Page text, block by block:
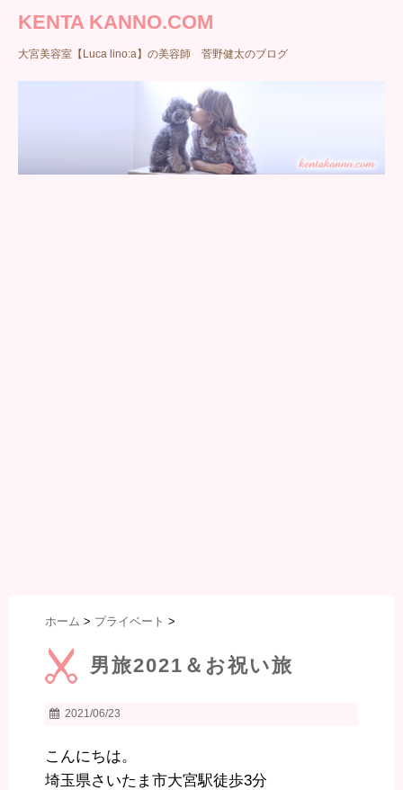
KENTA KANNO.COM
大宮美容室【Luca lino:a】の美容師 菅野健太のブログ
ホーム > プライベート >
男旅2021＆お祝い旅
2021/06/23
こんにちは。
埼玉県さいたま市大宮駅徒歩3分